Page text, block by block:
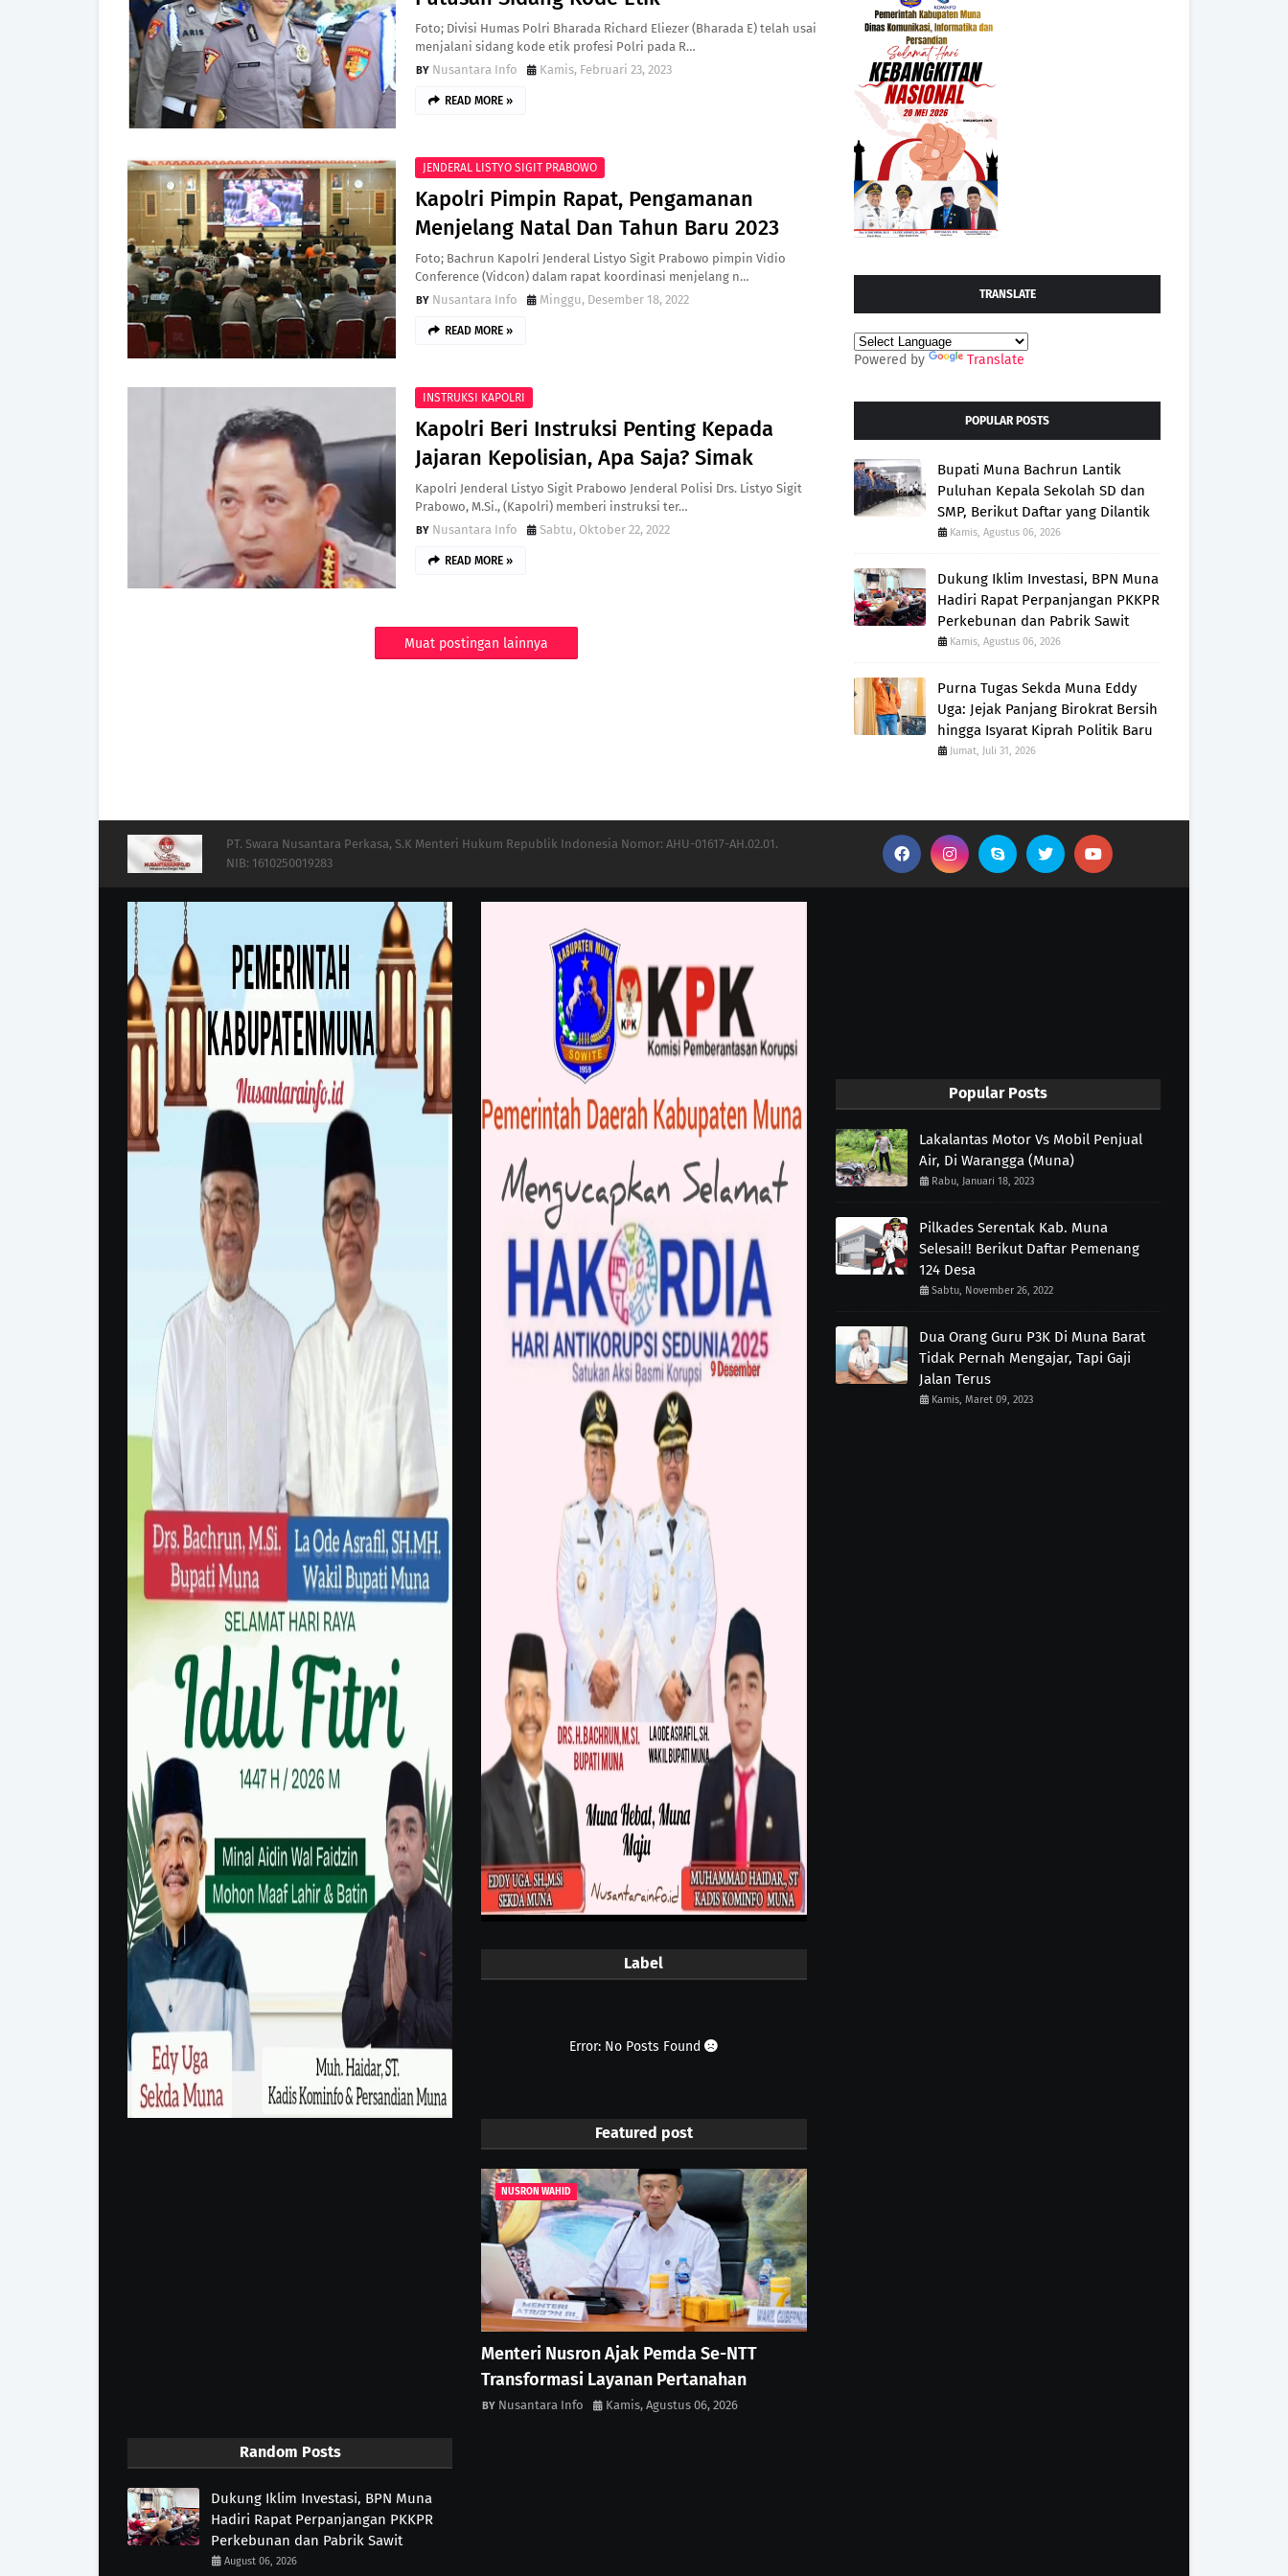
Foto; Divisi Humas Polri Bharada Richard Eliezer (Bharada E) telah usai
menjalani sidang kode etik profesi Polri pada R…
Nusantara Info
Kamis, Februari 23, 2023
READ MORE »
JENDERAL LISTYO SIGIT PRABOWO
Kapolri Pimpin Rapat, Pengamanan
Menjelang Natal Dan Tahun Baru 2023
Foto; Bachrun Kapolri Jenderal Listyo Sigit Prabowo pimpin Vidio
Conference (Vidcon) dalam rapat koordinasi menjelang n…
Nusantara Info
Minggu, Desember 18, 2022
READ MORE »
INSTRUKSI KAPOLRI
Kapolri Beri Instruksi Penting Kepada
Jajaran Kepolisian, Apa Saja? Simak
Kapolri Jenderal Listyo Sigit Prabowo Jenderal Polisi Drs. Listyo Sigit
Prabowo, M.Si., (Kapolri) memberi instruksi ter…
Nusantara Info
Sabtu, Oktober 22, 2022
READ MORE »
Muat postingan lainnya
TRANSLATE
Powered by Translate
POPULAR POSTS
Bupati Muna Bachrun Lantik
Puluhan Kepala Sekolah SD dan
SMP, Berikut Daftar yang Dilantik
Kamis, Agustus 06, 2026
Dukung Iklim Investasi, BPN Muna
Hadiri Rapat Perpanjangan PKKPR
Perkebunan dan Pabrik Sawit
Kamis, Agustus 06, 2026
Purna Tugas Sekda Muna Eddy
Uga: Jejak Panjang Birokrat Bersih
hingga Isyarat Kiprah Politik Baru
Jumat, Juli 31, 2026
PT. Swara Nusantara Perkasa, S.K Menteri Hukum Republik Indonesia Nomor: AHU-01617-AH.02.01.
NIB: 1610250019283
Random Posts
Dukung Iklim Investasi, BPN Muna
Hadiri Rapat Perpanjangan PKKPR
Perkebunan dan Pabrik Sawit
August 06, 2026
Label
Error: No Posts Found
Featured post
NUSRON WAHID
Menteri Nusron Ajak Pemda Se-NTT
Transformasi Layanan Pertanahan
Nusantara Info Kamis, Agustus 06, 2026
Popular Posts
Lakalantas Motor Vs Mobil Penjual
Air, Di Warangga (Muna)
Rabu, Januari 18, 2023
Pilkades Serentak Kab. Muna
Selesai!! Berikut Daftar Pemenang
124 Desa
Sabtu, November 26, 2022
Dua Orang Guru P3K Di Muna Barat
Tidak Pernah Mengajar, Tapi Gaji
Jalan Terus
Kamis, Maret 09, 2023